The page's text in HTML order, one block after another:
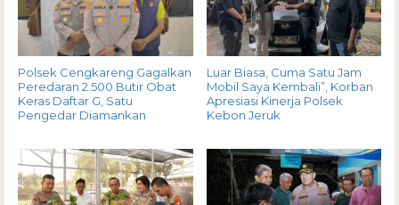
Polsek Cengkareng Gagalkan
Peredaran 2.500 Butir Obat
Keras Daftar G, Satu
Pengedar Diamankan
Luar Biasa, Cuma Satu Jam
Mobil Saya Kembali”, Korban
Apresiasi Kinerja Polsek
Kebon Jeruk